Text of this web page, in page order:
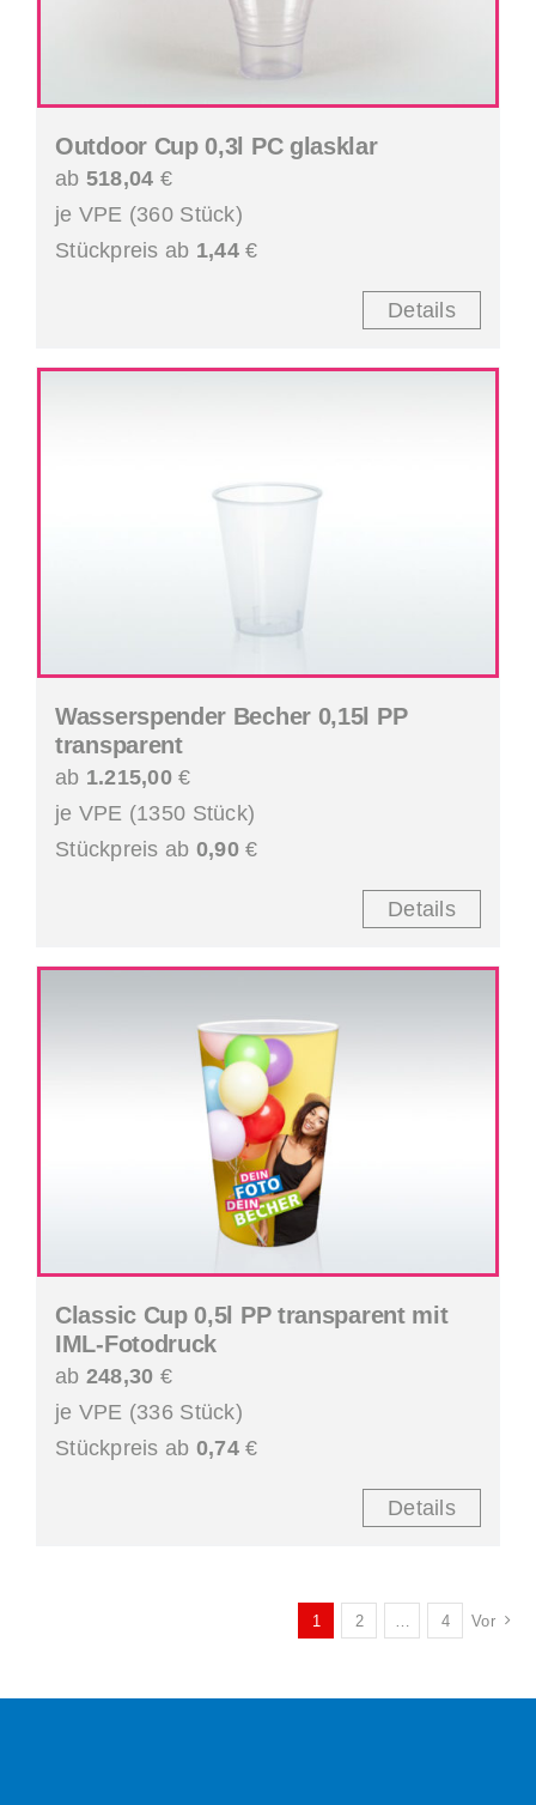
Outdoor Cup 0,3l PC glasklar
ab 518,04 €
je VPE (360 Stück)
Stückpreis ab 1,44€
Details
Wasserspender Becher 0,15l PP
transparent
ab 1.215,00€
je VPE (1350 Stück)
Stückpreis ab 0,90€
Details
Classic Cup 0,5l PP transparent mit
IML-Fotodruck
ab 248,30 €
je VPE (336 Stück)
Stückpreis ab 0,74€
Details
1 2 4 Vor